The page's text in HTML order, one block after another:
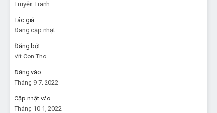
Truyện Tranh
Tác giả
Đang cập nhật
Đăng bởi
Vit Con Tho
Đăng vào
Tháng 9 7, 2022
Cập nhật vào
Tháng 10 1, 2022